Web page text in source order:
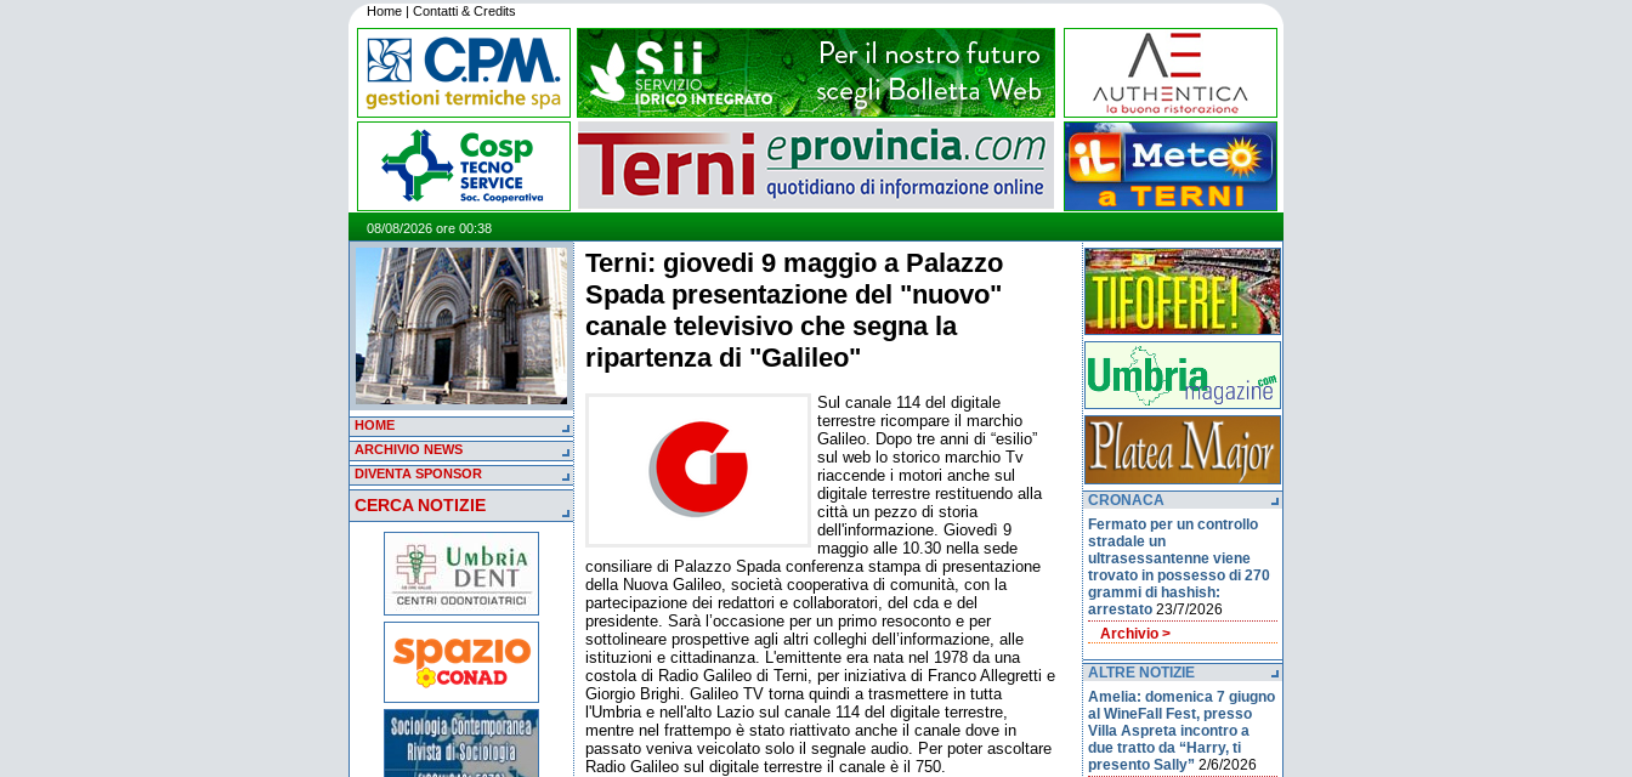
Home | Contatti & Credits
08/08/2026 ore 00:38
HOME
ARCHIVIO NEWS
DIVENTA SPONSOR
CERCA NOTIZIE
CRONACA
Fermato per un controllo
stradale un
ultrasessantenne viene
trovato in possesso di 270
grammi di hashish:
arrestato 23/7/2026
Archivio >
ALTRE NOTIZIE
Amelia: domenica 7 giugno
al WineFall Fest, presso
Villa Aspreta incontro a
due tratto da “Harry, ti
presento Sally” 2/6/2026
Terni: giovedi 9 maggio a Palazzo
Spada presentazione del "nuovo"
canale televisivo che segna la
ripartenza di "Galileo"
Sul canale 114 del digitale
terrestre ricompare il marchio
Galileo. Dopo tre anni di “esilio”
sul web lo storico marchio Tv
riaccende i motori anche sul
digitale terrestre restituendo alla
città un pezzo di storia
dell'informazione. Giovedì 9
maggio alle 10.30 nella sede
consiliare di Palazzo Spada conferenza stampa di presentazione
della Nuova Galileo, società cooperativa di comunità, con la
partecipazione dei redattori e collaboratori, del cda e del
presidente. Sarà l’occasione per un primo resoconto e per
sottolineare prospettive agli altri colleghi dell’informazione, alle
istituzioni e cittadinanza. L'emittente era nata nel 1978 da una
costola di Radio Galileo di Terni, per iniziativa di Franco Allegretti e
Giorgio Brighi. Galileo TV torna quindi a trasmettere in tutta
l'Umbria e nell'alto Lazio sul canale 114 del digitale terrestre,
mentre nel frattempo è stato riattivato anche il canale dove in
passato veniva veicolato solo il segnale audio. Per poter ascoltare
Radio Galileo sul digitale terrestre il canale è il 750.